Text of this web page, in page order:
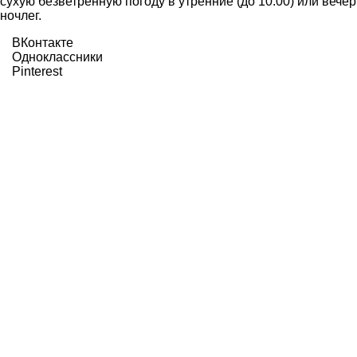
ночлег.
ВКонтакте
Одноклассники
Pinterest